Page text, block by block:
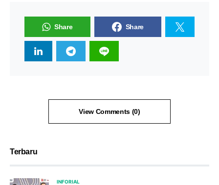
Share Share
View Comments (0)
Terbaru
INFORIAL